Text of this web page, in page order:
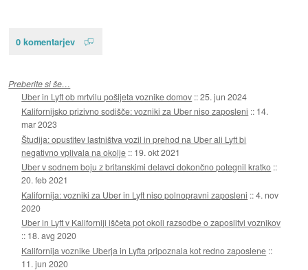
0 komentarjev
Preberite si še…
Uber in Lyft ob mrtvilu pošljeta voznike domov ::25. jun 2024
Kalifornijsko prizivno sodišče: vozniki za Uber niso zaposleni :: 14.
mar 2023
Študija: opustitev lastništva vozil in prehod na Uber ali Lyft bi
negativno vplivala na okolje :: 19. okt 2021
Uber v sodnem boju z britanskimi delavci dokončno potegnil kratko ::
20. feb 2021
Kalifornija: vozniki za Uber in Lyft niso polnopravni zaposleni ::4. nov
2020
Uber in Lyft v Kaliforniji iščeta pot okoli razsodbe o zaposlitvi voznikov
:: 18. avg 2020
Kalifornija voznike Uberja in Lyfta pripoznala kot redno zaposlene ::
11. jun 2020